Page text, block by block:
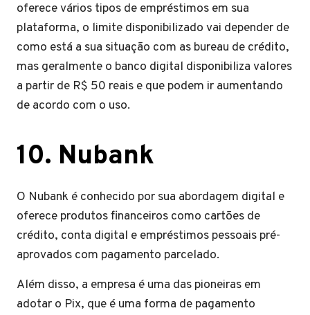
oferece vários tipos de empréstimos em sua
plataforma, o limite disponibilizado vai depender de
como está a sua situação com as bureau de crédito,
mas geralmente o banco digital disponibiliza valores
a partir de R$ 50 reais e que podem ir aumentando
de acordo com o uso.
10. Nubank
O Nubank é conhecido por sua abordagem digital e
oferece produtos financeiros como cartões de
crédito, conta digital e empréstimos pessoais pré-
aprovados com pagamento parcelado.
Além disso, a empresa é uma das pioneiras em
adotar o Pix, que é uma forma de pagamento